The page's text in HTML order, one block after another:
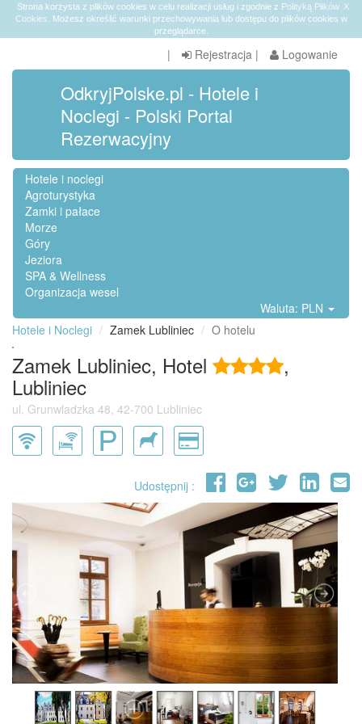
X
Strona korzysta z plików cookies w celu realizacji usług i zgodnie z Polityką Plików
Cookies . Możesz określić warunki przechowywania lub dostępu do plików cookies w
przeglądarce.
| Rejestracja | Logowanie
OdkryjPolske.pl - Hotele i
Noclegi - Polski Portal
Rezerwacyjny
Hotele i noclegi
Agroturystyka
Zamki i pałace
Morze
Góry
Jeziora
SPA & Wellness
Organizacja wesel
Waluta: PLN
Hotele i Noclegi
Zamek Lubliniec O hotelu
Zamek Lubliniec, Hotel ,
Lubliniec
ul. Grunwladzka 48, 42-700 Lubliniec
Udostępnij :